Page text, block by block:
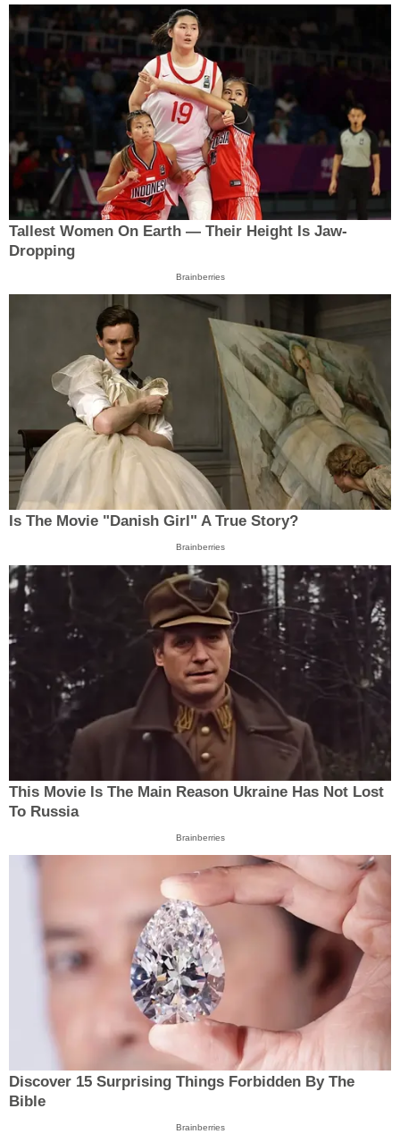
Tallest Women On Earth — Their Height Is Jaw-
Dropping
Brainberries
Is The Movie "Danish Girl" A True Story?
Brainberries
This Movie Is The Main Reason Ukraine Has Not Lost
To Russia
Brainberries
Discover 15 Surprising Things Forbidden By The
Bible
Brainberries